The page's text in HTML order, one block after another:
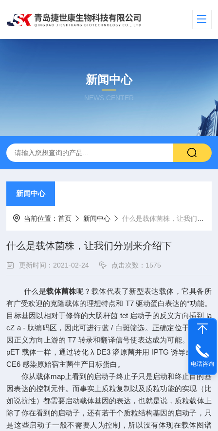
新闻中心
NEWS CENTER
新闻中心
当前位置：首页 新闻中心 什么是载体菌株，让我们分别来介绍下
什么是载体菌株，让我们分别来介绍下
更新时间：2021-02-24 点击次数：1575
什么是载体菌株呢？载体代表了新型表达载体，它具备所
有广受欢迎的克隆载体的理想特点和 T7 驱动蛋白表达的*功能。
目标基因以相对于修饰的大肠杆菌 tet 启动子的反义方向插到 la
cZ a - 肽编码区，因此可进行蓝 / 白斑筛选。正确定位于目标基
因正义方向上游的 T7 转录和翻译信号使表达成为可能。与标准
pET 载体一样，通过转化 λ DE3 溶原菌并用 IPTG 诱导或通过 l
CE6 感染原始宿主菌生产目标蛋白。
你从载体map上看到的启动子终止子只是启动和终止目的基
因表达的控制元件。而事实上质粒复制以及质粒功能的实现（比
如说抗性）都需要启动载体基因的表达，也就是说，质粒载体上
除了你在看到的启动子，还有若干个质粒结构基因的启动子，只
是这些启动子一般不需要人为控制，所以没有体现在载体图谱
电话咨询